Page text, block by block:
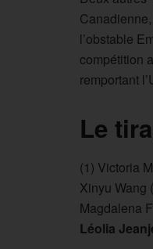
l’obstable
compétition
remportant
Le
(1) Victoria
Xinyu Wang
Magdalena
Léolia